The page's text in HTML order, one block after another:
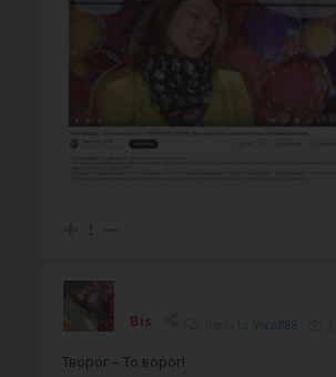
1
Bis Reply toViva888
Творог – То ворог!